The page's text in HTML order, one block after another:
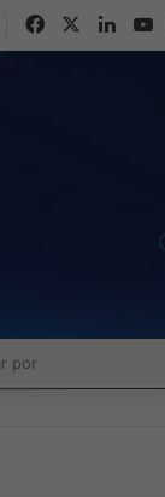
Facebook